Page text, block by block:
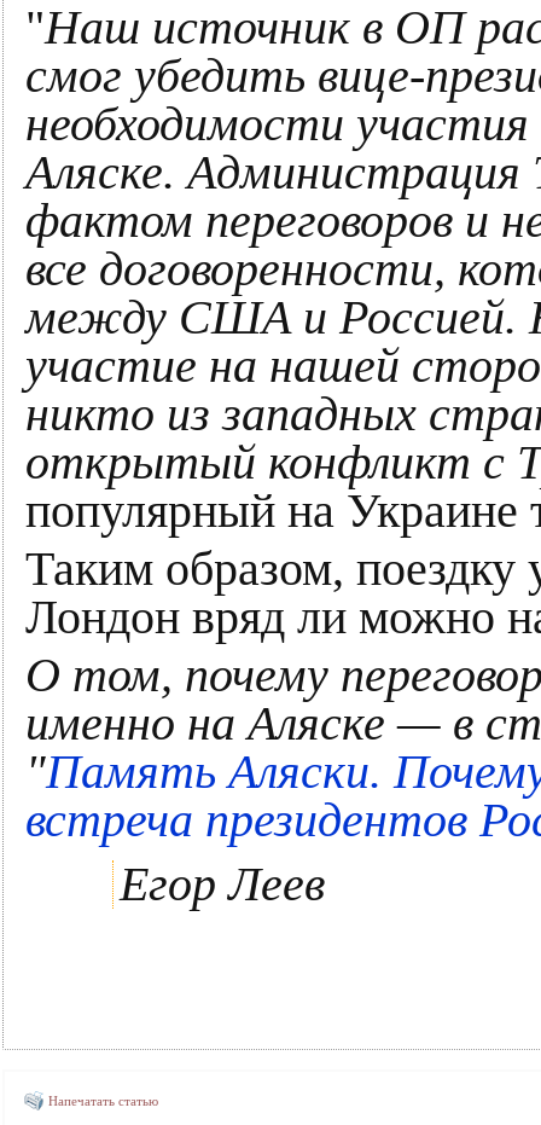
"Наш источник в ОП
смог убедить вице-
необходимости
Аляске. Администрация
фактом переговоров и
все договоренности,
между США и Россией.
участие на нашей
никто из западных
открытый конфликт с
популярный на Украине
Таким образом, поездку
Лондон вряд ли можно
О том, почему
именно на Аляске — в
"Память Аляски.
встреча президентов
Егор Леев
Напечатать статью